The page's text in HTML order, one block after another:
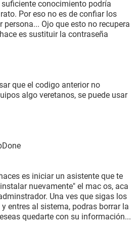
conocimiento podría
Por eso no es de confiar los
Ojo que esto no recupera
es sustituir la contraseña
que el codigo anterior no
algo veretanos, se puede usar
es iniciar un asistente que te
nuevamente" el mac os, aca
Una ves que sigas los
entres al sistema, podras borrar la
quedarte con su información...